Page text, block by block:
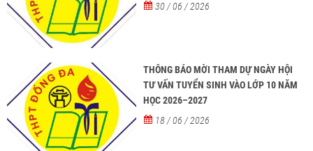
30 / 06 / 2026
THÔNG BÁO MỜI THAM DỰ NGÀY HỘI
TƯ VẤN TUYỂN SINH VÀO LỚP 10 NĂM
HỌC 2026–2027
18 / 06 / 2026